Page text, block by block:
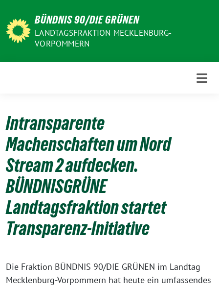
zum
Inhalt
BÜNDNIS 90/DIE GRÜNEN
LANDTAGSFRAKTION MECKLENBURG-
VORPOMMERN
Intransparente
Machenschaften um Nord
Stream 2 aufdecken.
BÜNDNISGRÜNE
Landtagsfraktion startet
Transparenz-Initiative
Die Fraktion BÜNDNIS 90/DIE GRÜNEN im Landtag
Mecklenburg-Vorpommern hat heute ein umfassendes